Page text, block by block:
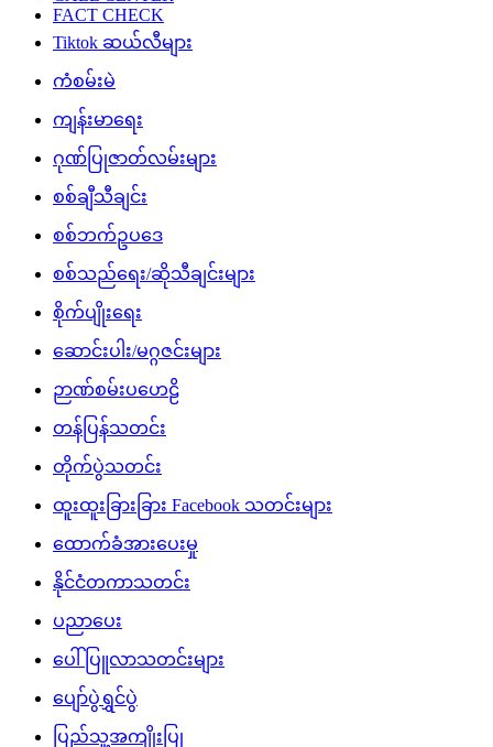
FACT CHECK
Tiktok ဆယ်လီများ
ကံစမ်းမဲ
ကျန်းမာရေး
ဂုဏ်ပြုဇာတ်လမ်းများ
စစ်ချီသီချင်း
စစ်ဘက်ဥပဒေ
စစ်သည်ရေး/ဆိုသီချင်းများ
စိုက်ပျိုးရေး
ဆောင်းပါး/မဂ္ဂဇင်းများ
ဉာဏ်စမ်းပဟေဠိ
တန်ပြန်သတင်း
တိုက်ပွဲသတင်း
ထူးထူးခြားခြား Facebook သတင်းများ
ထောက်ခံအားပေးမှု
နိုင်ငံတကာသတင်း
ပညာပေး
ပေါ်ပြူလာသတင်းများ
ပျော်ပွဲရွှင်ပွဲ
ပြည်သူ့အကျိုးပြု